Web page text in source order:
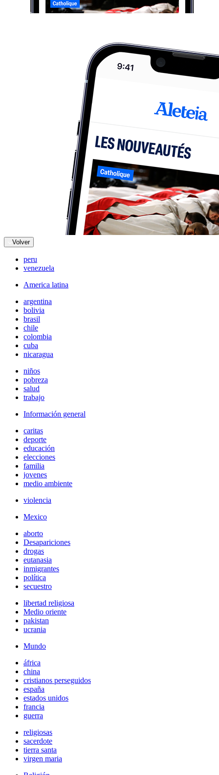
Volver
peru
venezuela
America latina
argentina
bolivia
brasil
chile
colombia
cuba
nicaragua
niños
pobreza
salud
trabajo
Información general
caritas
deporte
educación
elecciones
familia
jovenes
medio ambiente
violencia
Mexico
aborto
Desapariciones
drogas
eutanasia
inmigrantes
política
secuestro
libertad religiosa
Medio oriente
pakistan
ucrania
Mundo
áfrica
china
cristianos perseguidos
españa
estados unidos
francia
guerra
religiosas
sacerdote
tierra santa
virgen maria